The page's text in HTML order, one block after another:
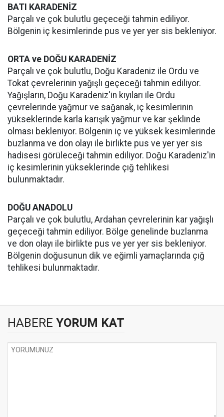
BATI KARADENİZ
Parçalı ve çok bulutlu geçeceği tahmin ediliyor.
Bölgenin iç kesimlerinde pus ve yer yer sis bekleniyor.
ORTA ve DOĞU KARADENİZ
Parçalı ve çok bulutlu, Doğu Karadeniz ile Ordu ve
Tokat çevrelerinin yağışlı geçeceği tahmin ediliyor.
Yağışların, Doğu Karadeniz'in kıyıları ile Ordu
çevrelerinde yağmur ve sağanak, iç kesimlerinin
yükseklerinde karla karışık yağmur ve kar şeklinde
olması bekleniyor. Bölgenin iç ve yüksek kesimlerinde
buzlanma ve don olayı ile birlikte pus ve yer yer sis
hadisesi görüleceği tahmin ediliyor. Doğu Karadeniz'in
iç kesimlerinin yükseklerinde çığ tehlikesi
bulunmaktadır.
DOĞU ANADOLU
Parçalı ve çok bulutlu, Ardahan çevrelerinin kar yağışlı
geçeceği tahmin ediliyor. Bölge genelinde buzlanma
ve don olayı ile birlikte pus ve yer yer sis bekleniyor.
Bölgenin doğusunun dik ve eğimli yamaçlarında çığ
tehlikesi bulunmaktadır.
HABERE YORUM KAT